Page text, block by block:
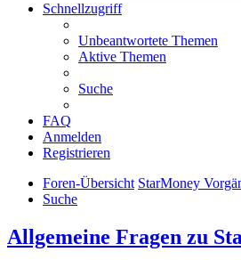
Schnellzugriff
Unbeantwortete Themen
Aktive Themen
Suche
FAQ
Anmelden
Registrieren
Foren-Übersicht StarMoney
Suche
Allgemeine Fragen zu